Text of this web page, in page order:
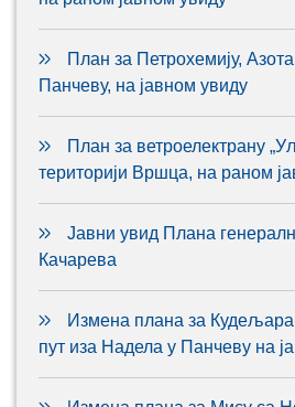
План за Петрохемију,
Панчеву, на јавном увиду
План за ветроелектрану
територији Вршца, на раном
Јавни увид Плана
Качарева
Измена плана за
пут иза Надела у Панчеву на